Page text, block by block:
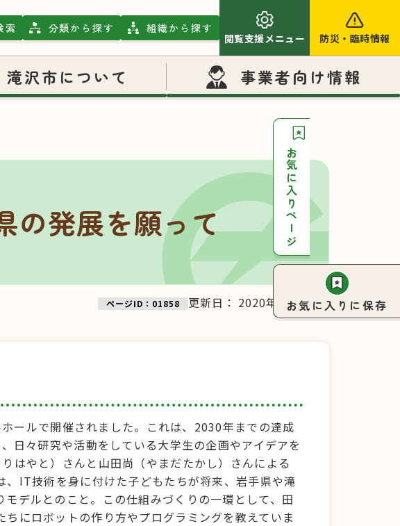
索 分類から探す 組織から探す
閲覧支援メニュー 防災 ・ 臨時情報
滝沢市について 事業者向け情報
お気に入りページ
お気に入りに保存
の発展を願って
ページID：01858 更新日： 2020年05月18日
ールで開催されました。これは、2030年までの達成
日々研究や活動をしている大学生の企画やアイデアを
はやと）さんと山田尚（やまだたかし）さんによる
、IT技術を身に付けた子どもたちが将来、岩手県や滝
デルとのこと。この仕組みづくりの一環として、田
にロボットの作り方やプログラミングを教えていま